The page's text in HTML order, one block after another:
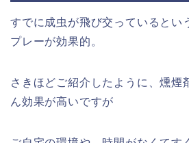
すでに成虫が飛び交っているとい
プレーが効果的。
さきほどご紹介したように、燻煙
ん効果が高いですが